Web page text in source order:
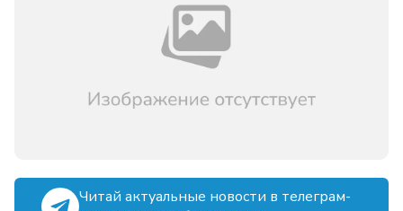
Читай актуальные новости в телеграм-